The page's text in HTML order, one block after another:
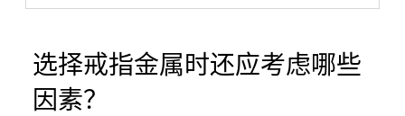
选择戒指金属时还应考虑哪些
因素？